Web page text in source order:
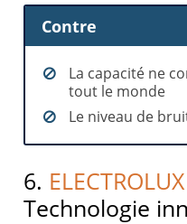
Contre
La capacité ne
tout le monde
Le niveau de
6.
Technologie